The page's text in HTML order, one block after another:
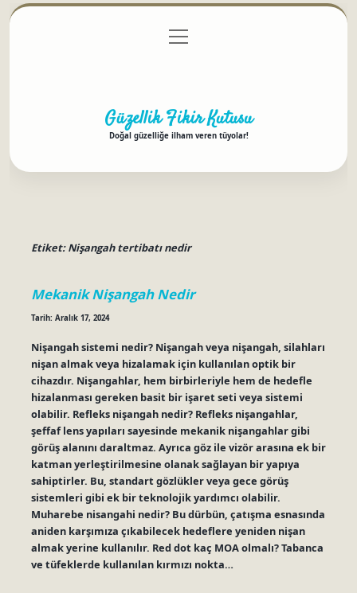
Gizlilik Politikası
menüyü
aç
Güzellik Fikir Kutusu
Doğal güzelliğe ilham veren tüyolar!
Etiket:Nişangah tertibatı nedir
Mekanik Nişangah Nedir
Tarih: Aralık 17, 2024
Nişangah sistemi nedir? Nişangah veya nişangah, silahları
nişan almak veya hizalamak için kullanılan optik bir
cihazdır. Nişangahlar, hem birbirleriyle hem de hedefle
hizalanması gereken basit bir işaret seti veya sistemi
olabilir. Refleks nişangah nedir? Refleks nişangahlar,
şeffaf lens yapıları sayesinde mekanik nişangahlar gibi
görüş alanını daraltmaz. Ayrıca göz ile vizör arasına ek bir
katman yerleştirilmesine olanak sağlayan bir yapıya
sahiptirler. Bu, standart gözlükler veya gece görüş
sistemleri gibi ek bir teknolojik yardımcı olabilir.
Muharebe nisangahi nedir? Bu dürbün, çatışma esnasında
aniden karşımıza çıkabilecek hedeflere yeniden nişan
almak yerine kullanılır. Red dot kaç MOA olmalı? Tabanca
ve tüfeklerde kullanılan kırmızı nokta…